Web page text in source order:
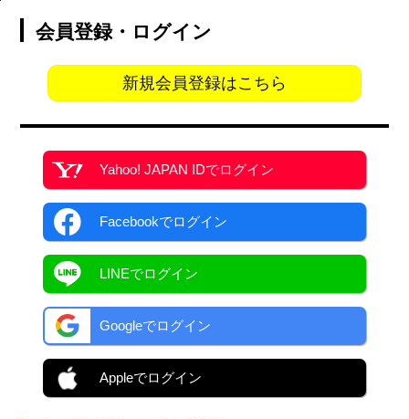
会員登録・ログイン
新規会員登録はこちら
Yahoo! JAPAN IDでログイン
Facebookでログイン
LINEでログイン
Googleでログイン
Appleでログイン